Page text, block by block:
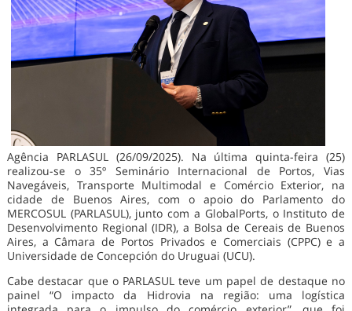
Agência PARLASUL (26/09/2025). Na última quinta-feira (25)
realizou-se o 35º Seminário Internacional de Portos, Vias
Navegáveis, Transporte Multimodal e Comércio Exterior, na
cidade de Buenos Aires, com o apoio do Parlamento do
MERCOSUL (PARLASUL), junto com a GlobalPorts, o Instituto de
Desenvolvimento Regional (IDR), a Bolsa de Cereais de Buenos
Aires, a Câmara de Portos Privados e Comerciais (CPPC) e a
Universidade de Concepción do Uruguai (UCU).
Cabe destacar que o PARLASUL teve um papel de destaque no
painel “O impacto da Hidrovia na região: uma logística